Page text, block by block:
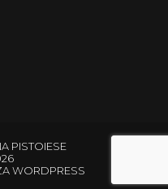
PISTOIESE
WORDPRESS